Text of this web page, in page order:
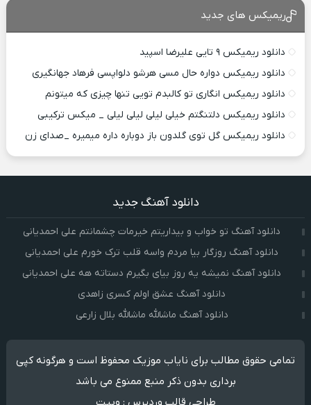
ریمیکس های جدید
دانلود ریمیکس ۹ تایی علیرضا اسپید
دانلود ریمیکس دواره حال مسی هرشو دلواپسی فرهاد جهانگیری
دانلود ریمیکس انگاری تو کالبدم تویی تنها چیزی که میتونم
دانلود ریمیکس دلتنگتم خیلی لیلی لیلی لیلی _ میکس ترکیبی
دانلود ریمیکس گل توی گلدون باز دوباره داره میمیره _صدای زن
دانلود آهنگ جدید
دانلود آهنگ تو خواب و بیداریتم خیرمات چشمانتم علی احمدیانی
دانلود آهنگ روزگار بیا مردم واسه قلب ترک خورم علی احمدیانی
دانلود آهنگ نمیشه یه روز بیای بگیرم دستاته هه علی احمدیانی
دانلود آهنگ عشق اولم کسری زاهدی
دانلود آهنگ ماشالله ماشالله بلال زارعی
تمامی حقوق مطالب برای نایاب موزیک محفوظ است و هرگونه کپی
برداری بدون ذکر منبع ممنوع می باشد